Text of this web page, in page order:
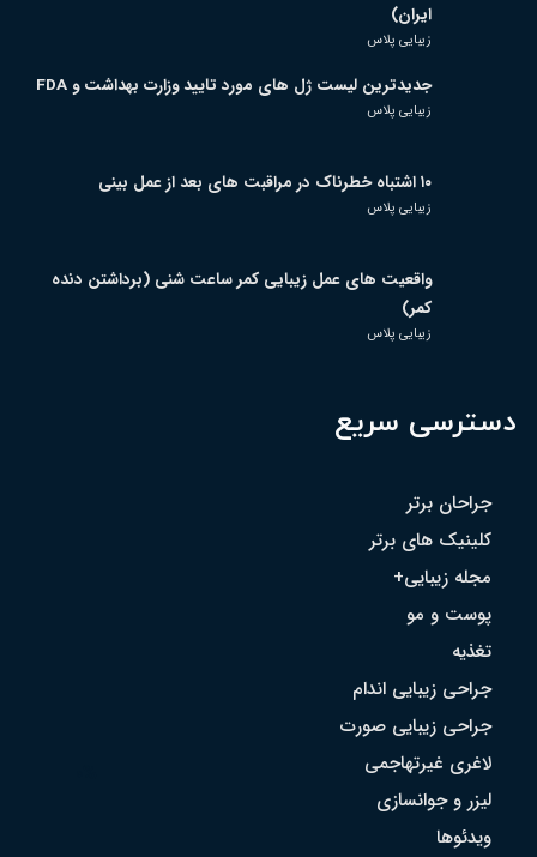
ایران)
زیبایی پلاس
جدیدترین لیست ژل های مورد تایید وزارت بهداشت و FDA
زیبایی پلاس
۱۰ اشتباه خطرناک در مراقبت های بعد از عمل بینی
زیبایی پلاس
واقعیت های عمل زیبایی کمر ساعت شنی (برداشتن دنده
کمر)
زیبایی پلاس
دسترسی سریع
جراحان برتر
کلینیک های برتر
مجله زیبایی+
پوست و مو
تغذیه
جراحی زیبایی اندام
جراحی زیبایی صورت
لاغری غیرتهاجمی
لیزر و جوانسازی
ویدئوها